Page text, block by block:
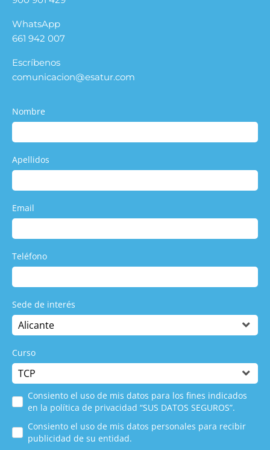
WhatsApp
661 942 007
Escríbenos
comunicacion@esatur.com
Nombre
Apellidos
Email
Teléfono
Sede de interés
Curso
Consiento el uso de mis datos para los fines indicados
en la política de privacidad “SUS DATOS SEGUROS”.
Consiento el uso de mis datos personales para recibir
publicidad de su entidad.